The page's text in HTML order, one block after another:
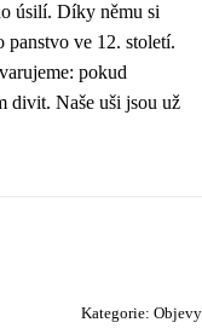
úsilí. Díky němu si
panstvo ve 12. století.
pokud
divit. Naše uši jsou už
Kategorie: Objevy